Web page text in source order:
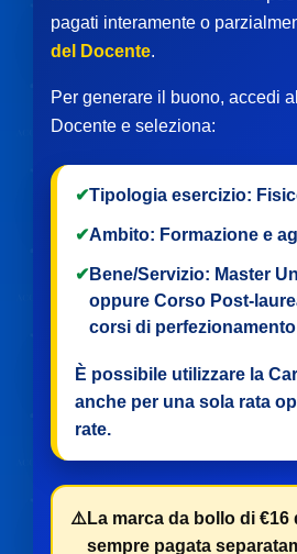
pagati interamente o
del Docente.
Per generare il buono, accedi
Docente e seleziona:
✔Tipologia esercizio:
✔Ambito: Formazione e
✔ Bene/Servizio: Master
oppure Corso Post-
corsi di perfezionamento
È possibile utilizzare la
anche per una sola rata
rate.
⚠️ La marca da bollo di €16
sempre pagata